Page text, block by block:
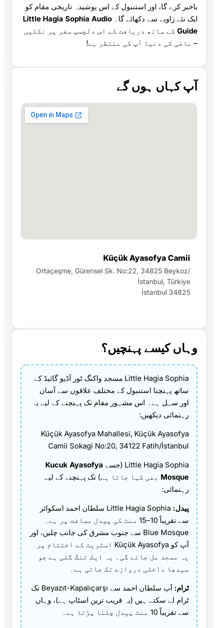
باخبر کرے گا، اور استنبول کے اس پوشیدہ تاریخی مقام کو
ایک نئے زاویے سے دکھائے گا۔ Little Hagia Sophia Audio
Guide کے ساتھ دریافت کے اس دلچسپ سفر پر نکلیں
– ماضی کی دنیا آپ کی منتظر ہے!
آپ کہاں ہوں گے
Küçük Ayasofya Camii
Ortaçeşme, Gürensel Sk. No:22, 34825 Beykoz/
İstanbul, Türkiye
İstanbul 34825
وہاں کیسے پہنچیں؟
Little Hagia Sophia مسجد واکنگ ٹور آڈیو گائیڈ کے
ساتھ پہنچنا استنبول کے مختلف علاقوں سے آسان
اور سہل ہے۔ اس مشہور مقام تک پہنچنے کے لیے یہ
رہنمائی دیکھیں:
Küçük Ayasofya Mahallesi, Küçük Ayasofya
Camii Sokagi No:20, 34122 Fatih/İstanbul
Little Hagia Sophia (جسے
Kucuk Ayasofya
Mosque بھی کہا جاتا ہے) تک پہنچنے کے لیے
رہنمائی:
پیدل:
Little Hagia Sophia سلطان احمد اسکوائر
سے تقریباً 10–15 منٹ کی پیدل مسافت پر ہے۔
Blue Mosque سے جنوب مشرق کی جانب چلیں، اور
آپ کو Küçük Ayasofya اسٹریٹ کے اختتام پر
یہ مسجد مل جائے گی۔ یہ ایک تنگ گلی ہے جو
سیدھا داخلی دروازے تک جاتی ہے۔
ٹرام:
آپ سلطان احمد سے Beyazıt-Kapalıçarşı تک
ٹرام لے سکتے ہیں (یہ قریب ترین اسٹاپ ہے)، وہاں
سے تقریباً 10 منٹ پیدل چلنا پڑتا ہے۔